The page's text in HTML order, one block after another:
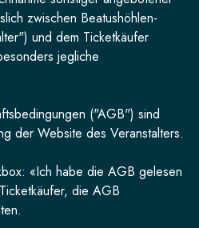
zwischen Beatushöhlen-
und dem Ticketkäufer
jegliche
("AGB") sind
der Website des Veranstalters.
«Ich habe die AGB gelesen
die AGB